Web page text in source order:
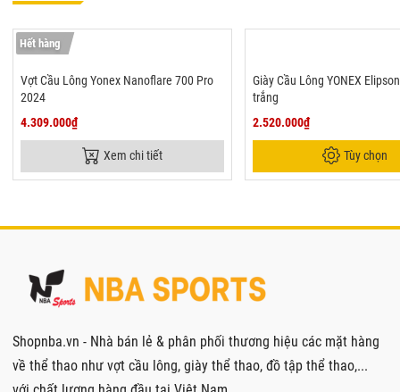
Hết hàng
Vợt Cầu Lông Yonex Nanoflare 700 Pro
2024
4.309.000₫
Xem chi tiết
Giày Cầu Lông YONEX
trắng
2.520.000₫
Tùy chọn
Shopnba.vn - Nhà bán lẻ & phân phối thương hiệu các mặt hàng
về thể thao như vợt cầu lông, giày thể thao, đồ tập thể thao,...